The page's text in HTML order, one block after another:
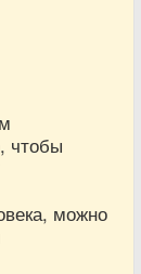
чтобы
можно